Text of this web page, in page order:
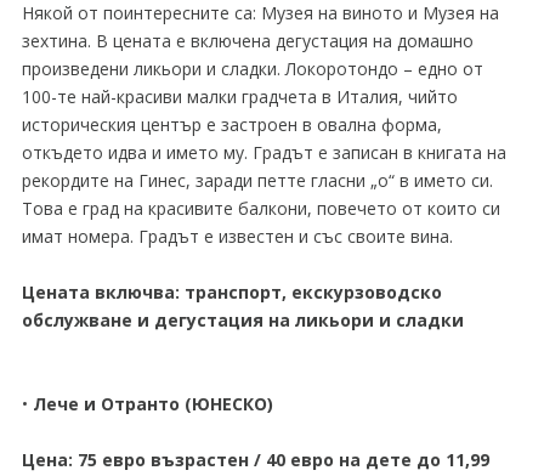
Някой от поинтересните са: Музея на виното и Музея на
зехтина. В цената е включена дегустация на домашно
произведени ликьори и сладки. Локоротондо – едно от
100-те най-красиви малки градчета в Италия, чийто
историческия център е застроен в овална форма,
откъдето идва и името му. Градът е записан в книгата на
рекордите на Гинес, заради петте гласни „о“ в името си.
Това е град на красивите балкони, повечето от които си
имат номера. Градът е известен и със своите вина.
Цената включва: транспорт, екскурзоводско
обслужване и дегустация на ликьори и сладки
• Лече и Отранто (ЮНЕСКО)
Цена: 75 евро възрастен / 40 евро на дете до 11,99